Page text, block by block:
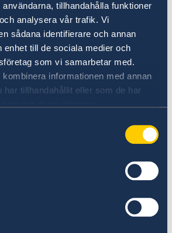
tillhandahålla funktioner
analysera vår trafik. Vi
sådana identifierare och annan
enhet till de sociala medier och
som vi samarbetar med.
informationen med annan
har tillhandahållit eller som de har
dan mag u dat melden bij het
zaken in Zweden.
tegen de Ambassade
zaken (in het